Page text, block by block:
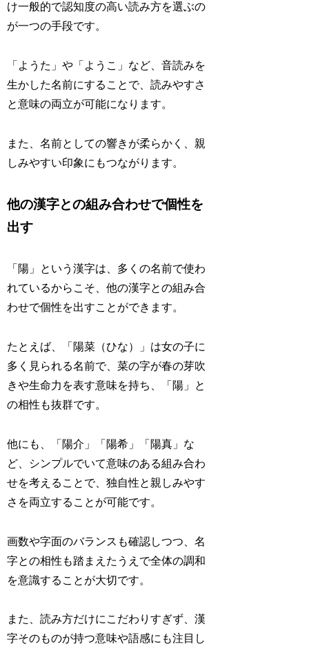
け一般的で認知度の高い読み方を選ぶの
が一つの手段です。
「ようた」や「ようこ」など、音読みを
生かした名前にすることで、読みやすさ
と意味の両立が可能になります。
また、名前としての響きが柔らかく、親
しみやすい印象にもつながります。
他の漢字との組み合わせで個性を
出す
「陽」という漢字は、多くの名前で使わ
れているからこそ、他の漢字との組み合
わせで個性を出すことができます。
たとえば、「陽菜（ひな）」は女の子に
多く見られる名前で、菜の字が春の芽吹
きや生命力を表す意味を持ち、「陽」と
の相性も抜群です。
他にも、「陽介」「陽希」「陽真」な
ど、シンプルでいて意味のある組み合わ
せを考えることで、独自性と親しみやす
さを両立することが可能です。
画数や字面のバランスも確認しつつ、名
字との相性も踏まえたうえで全体の調和
を意識することが大切です。
また、読み方だけにこだわりすぎず、漢
字そのものが持つ意味や語感にも注目し